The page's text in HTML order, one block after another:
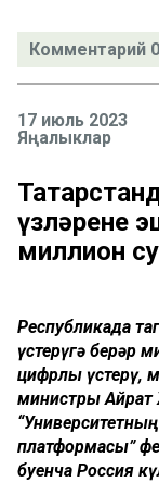
Комментарий 0
17 июль 2023
Яңалыклар
үзләренең
миллион
Республикада
үстерүгә берәр
цифрлы үстерү,
министры Айрат
платформасы”
буенча Россия